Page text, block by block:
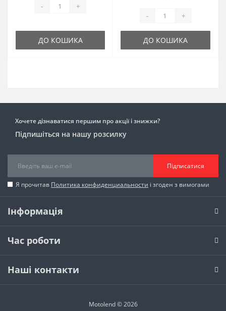
- +
ДО КОШИКА
- +
ДО КОШИКА
Хочете дізнаватися першим про акції і знижки?
Підпишіться на нашу розсилку
Підписатися
Я прочитав Политика конфиденциальности і згоден з вимогами
Інформація
Час роботи
Наші контакти
Motolend © 2026